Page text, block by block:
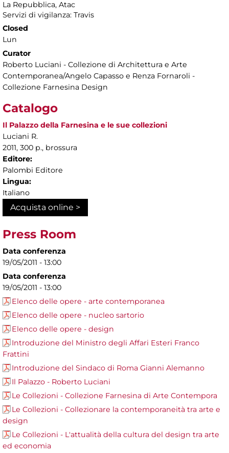
La Repubblica, Atac
Servizi di vigilanza: Travis
Closed
Lun
Curator
Roberto Luciani - Collezione di Architettura e Arte
Contemporanea/Angelo Capasso e Renza Fornaroli -
Collezione Farnesina Design
Catalogo
Il Palazzo della Farnesina e le sue collezioni
Luciani R.
2011, 300 p., brossura
Editore:
Palombi Editore
Lingua:
Italiano
Acquista online >
Press Room
Data conferenza
19/05/2011 - 13:00
Data conferenza
19/05/2011 - 13:00
Elenco delle opere - arte contemporanea
Elenco delle opere - nucleo sartorio
Elenco delle opere - design
Introduzione del Ministro degli Affari Esteri Franco
Frattini
Introduzione del Sindaco di Roma Gianni Alemanno
Il Palazzo - Roberto Luciani
Le Collezioni - Collezione Farnesina di Arte Contempora
Le Collezioni - Collezionare la contemporaneità tra arte e
design
Le Collezioni - L'attualità della cultura del design tra arte
ed economia